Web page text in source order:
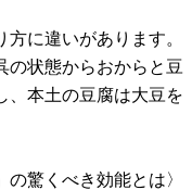
に違いがあります。
の状態からおからと豆
、本土の豆腐は大豆を
の驚くべき効能とは〉